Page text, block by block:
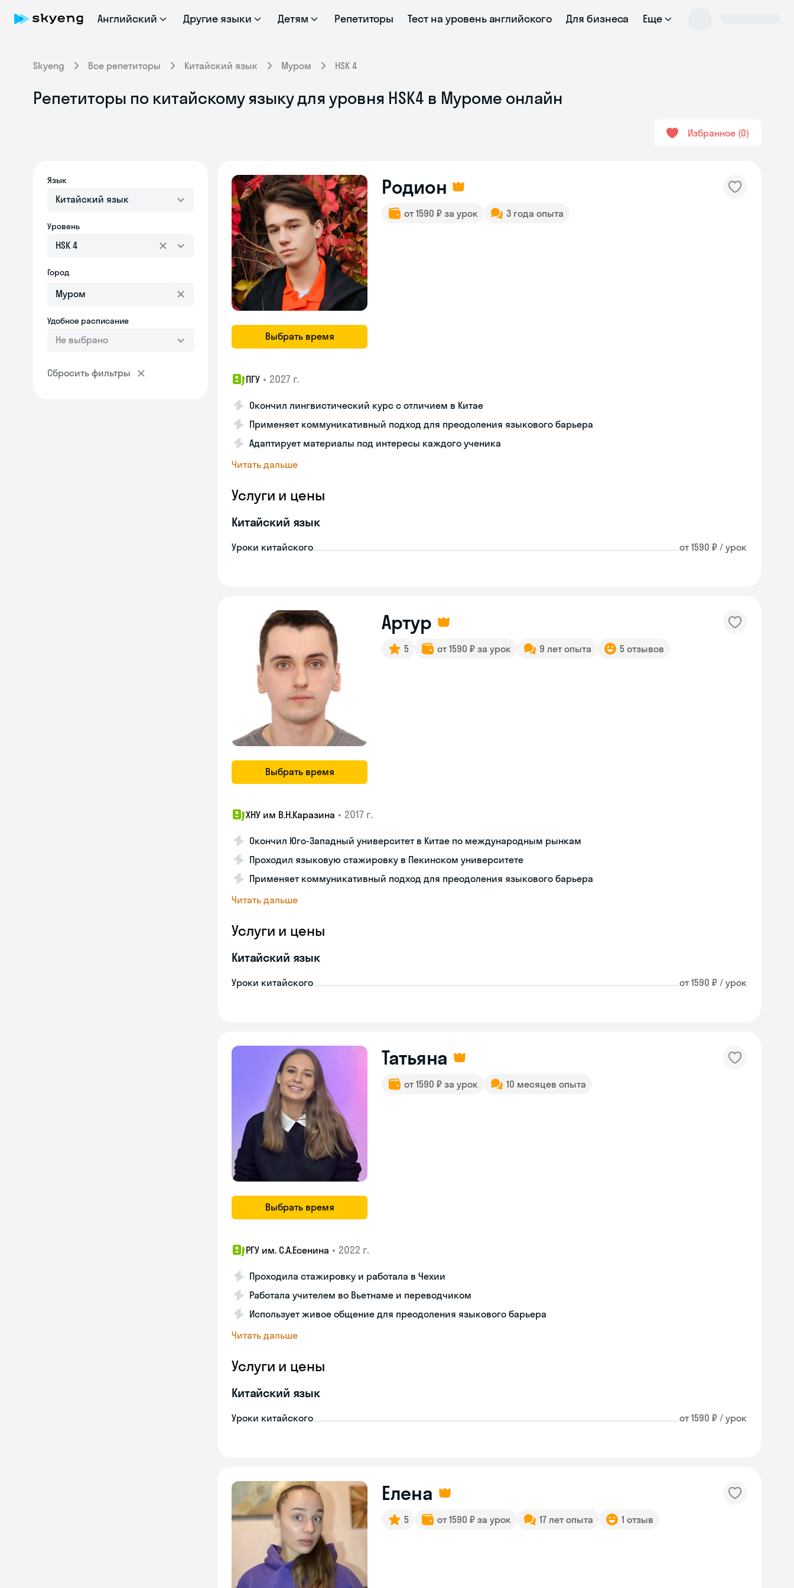
Английский Другие языки Детям Репетиторы Тест на уровень английского Для бизнеса Еще
Skyeng Все репетиторы Китайский язык Муром HSK 4
Репетиторы по китайскому языку для уровня HSK4 в Муроме онлайн
Избранное 0
Язык
Китайский язык
Уровень
HSK 4
Город
Удобное расписание
Не выбрано
Сбросить фильтры
Выбрать время
Родион
от 1590 ₽ за урок 3 года опыта
ПГУ • 2027 г.
Окончил лингвистический курс с отличием в Китае
Применяет коммуникативный подход для преодоления языкового барьера
Адаптирует материалы под интересы каждого ученика
Читать дальше
Услуги и цены
Китайский язык
Уроки китайского от 1590 ₽ / урок
Выбрать время
Артур
5 от 1590 ₽ за урок 9 лет опыта 5 отзывов
ХНУ им В.Н.Каразина • 2017 г.
Окончил Юго-Западный университет в Китае по международным рынкам
Проходил языковую стажировку в Пекинском университете
Применяет коммуникативный подход для преодоления языкового барьера
Читать дальше
Услуги и цены
Китайский язык
Уроки китайского от 1590 ₽ / урок
Выбрать время
Татьяна
от 1590 ₽ за урок 10 месяцев опыта
РГУ им. С.А.Есенина • 2022 г.
Проходила стажировку и работала в Чехии
Работала учителем во Вьетнаме и переводчиком
Использует живое общение для преодоления языкового барьера
Читать дальше
Услуги и цены
Китайский язык
Уроки китайского от 1590 ₽ / урок
Елена
5 от 1590 ₽ за урок 17 лет опыта 1 отзыв